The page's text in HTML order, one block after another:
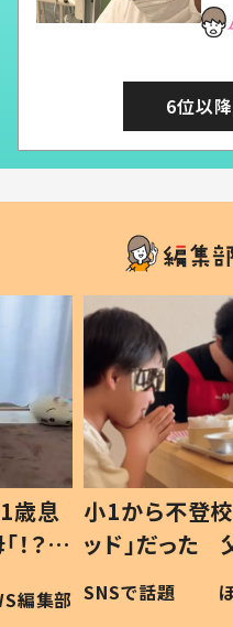
6位以
歳息
？」
編集部
小1から不登校
ッド」だった
作り続ける
#令和の子
SNSで話題